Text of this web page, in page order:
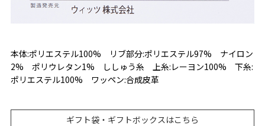
本体:ポリエステル100% リブ部分:ポリエステル97% ナイロン
2% ポリウレタン1% ししゅう糸 上糸:レーヨン100% 下糸:
ポリエステル100% ワッペン:合成皮革
ギフト袋・ギフトボックスはこちら